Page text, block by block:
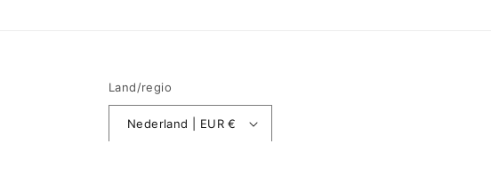
Land/regio
Nederland | EUR €